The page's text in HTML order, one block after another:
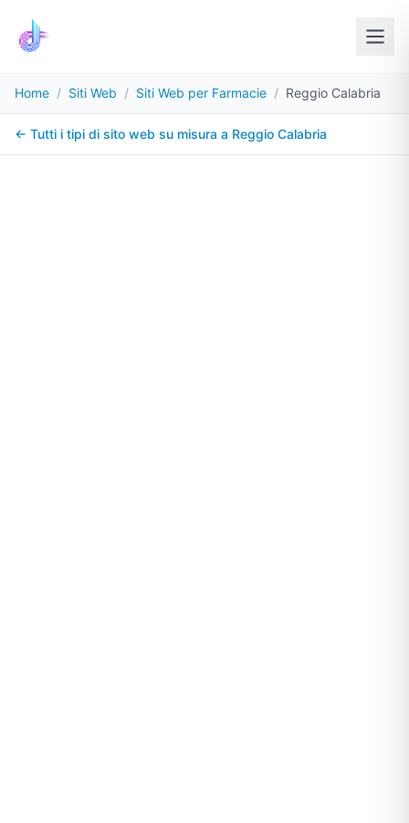
Home / Siti Web / Siti Web per Farmacie / Reggio Calabria
← Tutti i tipi di sito web su misura a Reggio Calabria